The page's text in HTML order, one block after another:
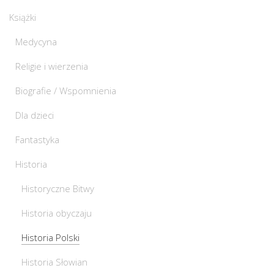
Książki
Medycyna
Religie i wierzenia
Biografie / Wspomnienia
Dla dzieci
Fantastyka
Historia
Historyczne Bitwy
Historia obyczaju
Historia Polski
Historia Słowian